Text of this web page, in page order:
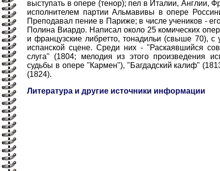
выступать в опере (тенор); пел в Италии, Англии,
исполнителем партии Альмавивы в опере
Преподавал пение в Париже; в числе учеников -
Полина Виардо. Написал около 25 комических
и французские либретто, тонадильи (свыше 70),
испанской сцене. Среди них - "Раскаявшийся
слуга" (1804; мелодия из этого произведения
судьбы в опере "Кармен"), "Багдадский калиф"
(1824).
Литература и другие источники информации